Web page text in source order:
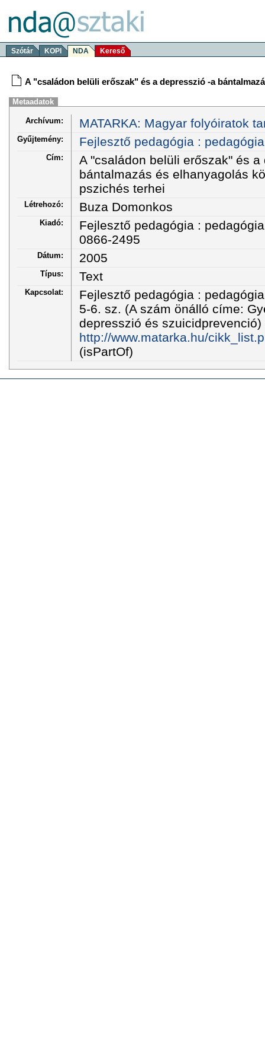
Szótár KOPI NDA Kereső
A "családon belüli erőszak" és a depresszió -a
Metaadatok
Archívum: MATARKA: Magyar folyóiratok
Gyűjtemény: Fejlesztő pedagógia :
Cím:
A "családon belüli erőszak" és a
bántalmazás és elhanyagolás
pszichés terhei
Létrehozó: Buza Domonkos
Kiadó:
Fejlesztő pedagógia :
0866-2495
Dátum: 2005
Típus: Text
Kapcsolat:
Fejlesztő pedagógia :
5-6. sz. (A szám önálló címe:
depresszió és
http://www.matarka.hu/
(isPartOf)